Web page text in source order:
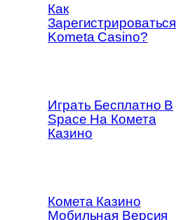
Как
Зарегистрироваться
Kometa Casino?
Играть Бесплатно В
Space На Комета
Казино
Комета Казино
Мобильная Версия